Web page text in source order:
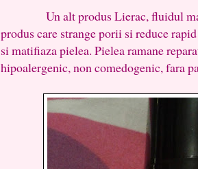
Un alt produs Lierac, fluidul
produs care strange porii si reduce
si matifiaza pielea. Pielea ramane
hipoalergenic, non comedogenic, fara